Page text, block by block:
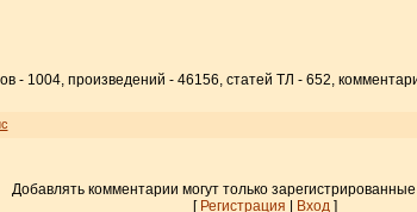
- 1004, произведений - 46156, статей ТЛ - 652,
Добавлять комментарии могут только зарегистрированные
[ Регистрация | Вход ]